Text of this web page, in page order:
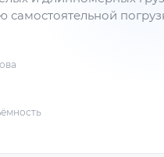
самостоятельной